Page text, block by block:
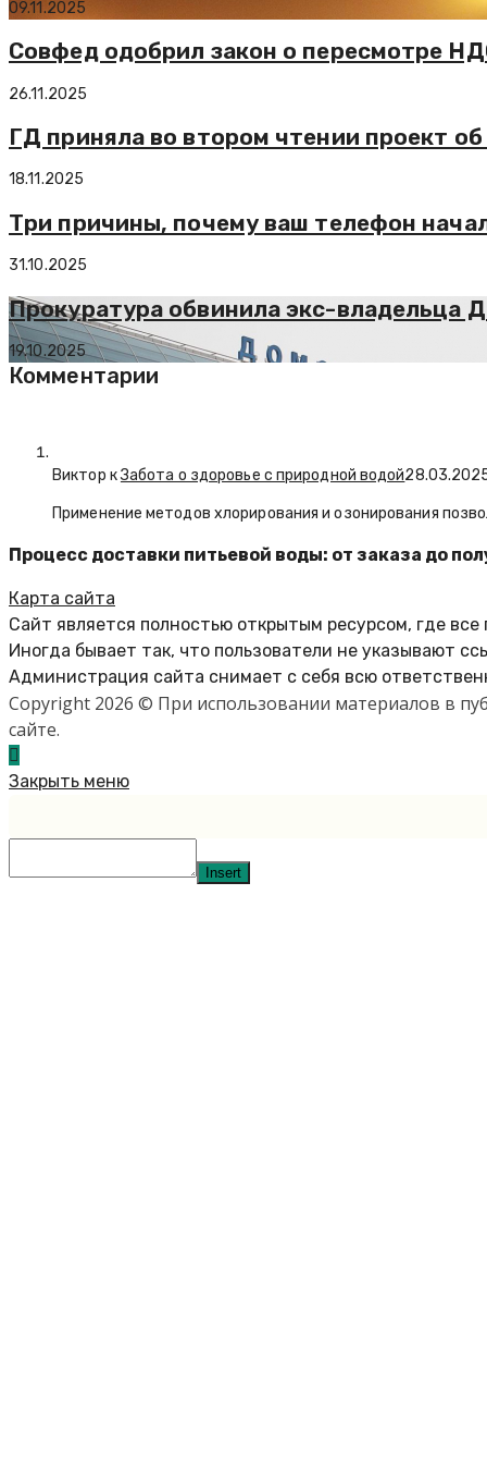
09.11.2025
Совфед одобрил закон о пересмотре
26.11.2025
ГД приняла во втором чтении проект
18.11.2025
Три причины, почему ваш телефон
31.10.2025
Прокуратура обвинила экс-владельца
19.10.2025
Комментарии
Виктор кЗабота о здоровье с природной водой
Применение методов хлорирования и озонирования
Процесс доставки питьевой воды: от заказа до
Карта сайта
Сайт является полностью открытым ресурсом, где
Иногда бывает так, что пользователи не указывают
Администрация сайта снимает с себя всю
Copyright 2026 © При использовании материалов в
сайте.
Закрыть меню
Insert